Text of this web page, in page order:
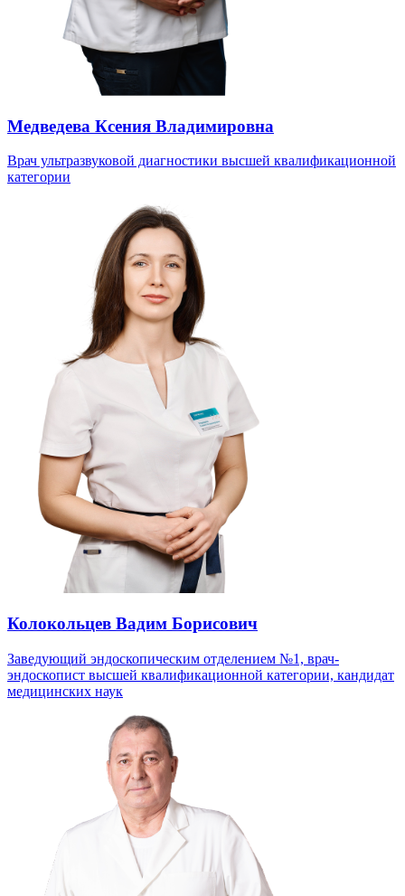
Медведева Ксения Владимировна
Врач ультразвуковой диагностики высшей квалификационной
категории
Колокольцев Вадим Борисович
Заведующий эндоскопическим отделением №1, врач-
эндоскопист высшей квалификационной категории, кандидат
медицинских наук